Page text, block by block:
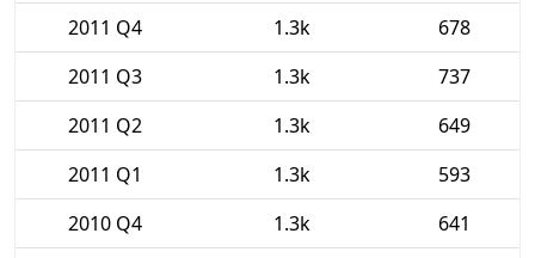
2011 Q4
1.3k
678
2011 Q3
1.3k
737
2011 Q2
1.3k
649
2011 Q1
1.3k
593
2010 Q4
1.3k
641